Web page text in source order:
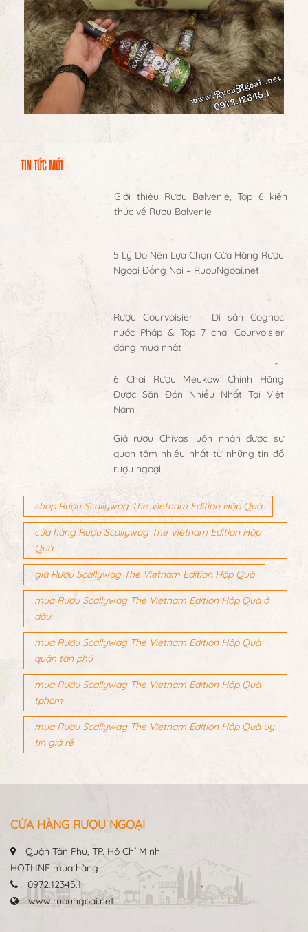
TIN TỨC MỚI
Giới thiệu Rượu Balvenie, Top 6 kiến
thức về Rượu Balvenie
5 Lý Do Nên Lựa Chọn Cửa Hàng Rượu
Ngoại Đồng Nai – RuouNgoai.net
Rượu Courvoisier – Di sản Cognac
nước Pháp & Top 7 chai Courvoisier
đáng mua nhất
6 Chai Rượu Meukow Chính Hãng
Được Săn Đón Nhiều Nhất Tại Việt
Nam
Giá rượu Chivas luôn nhận được sự
quan tâm nhiều nhất từ những tín đồ
rượu ngoại
shop Rượu Scallywag The Vietnam Edition Hộp Quà
cửa hàng Rượu Scallywag The Vietnam Edition Hộp
Quà
giá Rượu Scallywag The Vietnam Edition Hộp Quà
mua Rượu Scallywag The Vietnam Edition Hộp Quà ở
đâu
mua Rượu Scallywag The Vietnam Edition Hộp Quà
quận tân phú
mua Rượu Scallywag The Vietnam Edition Hộp Quà
tphcm
mua Rượu Scallywag The Vietnam Edition Hộp Quà uy
tín giá rẻ
CỬA HÀNG RƯỢU NGOẠI
Quận Tân Phú, TP. Hồ Chí Minh
HOTLINE mua hàng
0972.12345.1
www.ruoungoai.net